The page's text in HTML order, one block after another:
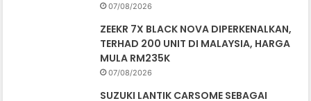
07/08/2026
ZEEKR 7X BLACK NOVA DIPERKENALKAN,
TERHAD 200 UNIT DI MALAYSIA, HARGA
MULA RM235K
07/08/2026
SUZUKI LANTIK CARSOME SEBAGAI